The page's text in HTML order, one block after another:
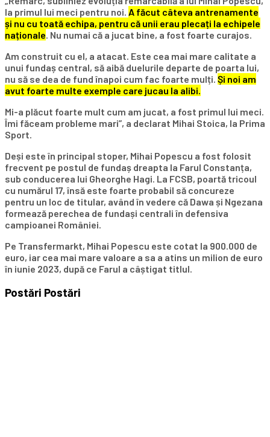
la primul lui meci pentru noi. A făcut câteva antrenamente
și nu cu toată echipa, pentru că unii erau plecați la echipele
naționale . Nu numai că a jucat bine, a fost foarte curajos.
Am construit cu el, a atacat. Este cea mai mare calitate a
unui fundaș central, să aibă duelurile departe de poarta lui,
nu să se dea de fund înapoi cum fac foarte mulți. Și noi am
avut foarte multe exemple care jucau la alibi.
Mi-a plăcut foarte mult cum am jucat, a fost primul lui meci.
Îmi făceam probleme mari”, a declarat Mihai Stoica, la Prima
Sport.
Deși este în principal stoper, Mihai Popescu a fost folosit
frecvent pe postul de fundaș dreapta la Farul Constanța,
sub conducerea lui Gheorghe Hagi. La FCSB, poartă tricoul
cu numărul 17, însă este foarte probabil să concureze
pentru un loc de titular, având în vedere că Dawa și Ngezana
formează perechea de fundași centrali în defensiva
campioanei României.
Pe Transfermarkt, Mihai Popescu este cotat la 900.000 de
euro, iar cea mai mare valoare a sa a atins un milion de euro
în iunie 2023, după ce Farul a câștigat titlul.
Postări Postări